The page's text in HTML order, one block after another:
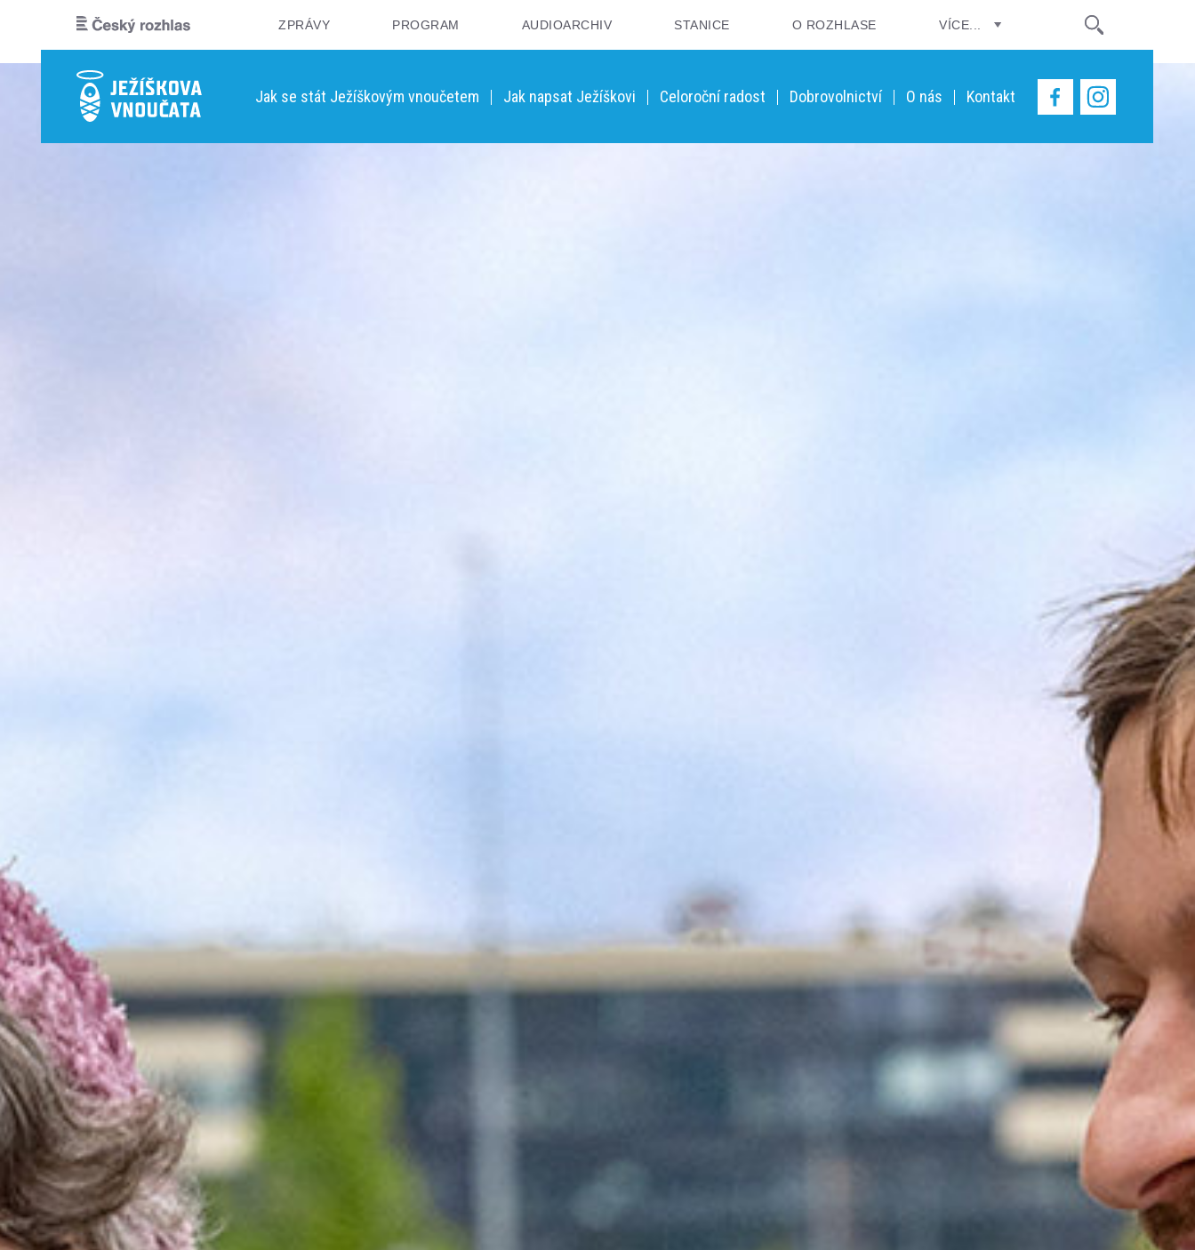
ZPRÁVY PROGRAM AUDIOARCHIV STANICE O ROZHLASE VÍCE...
Jak se stát Ježíškovým vnoučetem Jak napsat Ježíškovi Celoroční radost Dobrovolnictví O nás Kontakt